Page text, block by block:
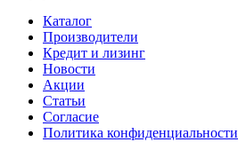
Каталог
Производители
Кредит и лизинг
Новости
Акции
Статьи
Согласие
Политика конфиденциальности